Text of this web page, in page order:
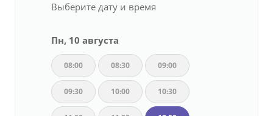
Выберите дату и время
Пн, 10 августа
08:00 08:30 09:00
09:30 10:00 10:30